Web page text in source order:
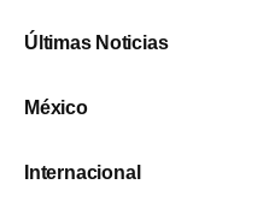
Últimas Noticias
México
Internacional